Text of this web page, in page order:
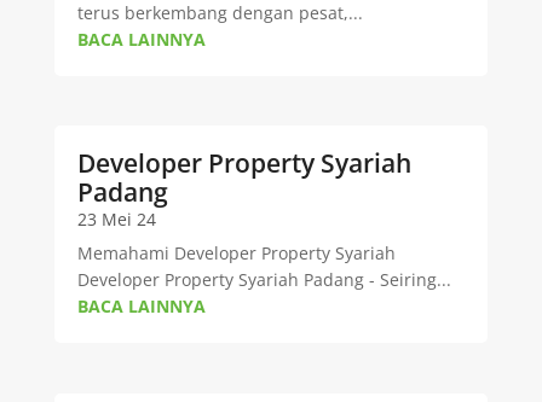
terus berkembang dengan pesat,...
BACA LAINNYA
Developer Property Syariah
Padang
23 Mei 24
Memahami Developer Property Syariah
Developer Property Syariah Padang - Seiring...
BACA LAINNYA